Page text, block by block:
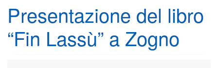
Presentazione del libro
“Fin Lassù” a Zogno